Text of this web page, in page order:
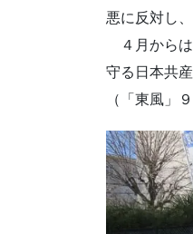
悪に反対し
４月からは
守る日本共
（「東風」